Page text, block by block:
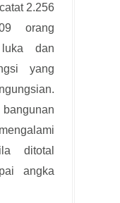
2.256
orang
dan
yang
ditotal
angka